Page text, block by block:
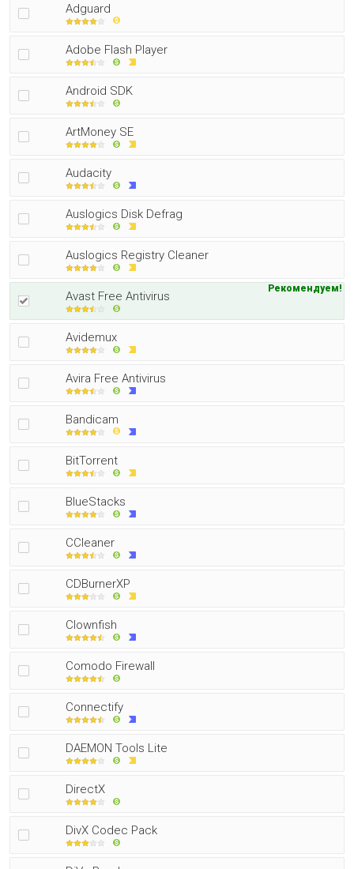
Adguard
Adobe Flash Player
Android SDK
ArtMoney SE
Audacity
Auslogics Disk Defrag
Auslogics Registry Cleaner
Avast Free Antivirus
Рекомендуем!
Avidemux
Avira Free Antivirus
Bandicam
BitTorrent
BlueStacks
CCleaner
CDBurnerXP
Clownfish
Comodo Firewall
Connectify
DAEMON Tools Lite
DirectX
DivX Codec Pack